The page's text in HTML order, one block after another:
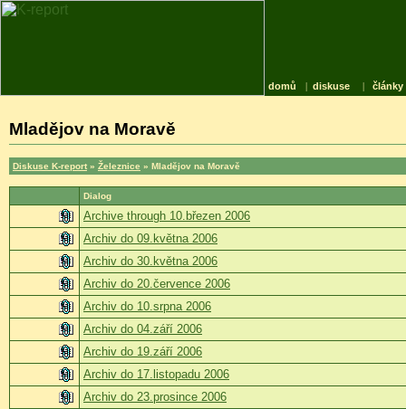
domů | diskuse | články
Mladějov na Moravě
Diskuse K-report » Železnice » Mladějov na Moravě
Dialog
Archive through 10.březen 2006
Archiv do 09.května 2006
Archiv do 30.května 2006
Archiv do 20.července 2006
Archiv do 10.srpna 2006
Archiv do 04.září 2006
Archiv do 19.září 2006
Archiv do 17.listopadu 2006
Archiv do 23.prosince 2006